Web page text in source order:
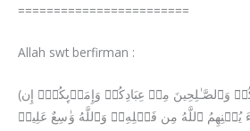
========================
Allah swt berfirman :
(وَأَنكِحُوا۟ ٱلۡأَیَـٰمَىٰ مِنكُمۡ وَٱلصَّـٰلِحِینَ مِنۡ عِبَادِكُمۡ وَإِمَاۤىِٕكُمۡۚ إِن